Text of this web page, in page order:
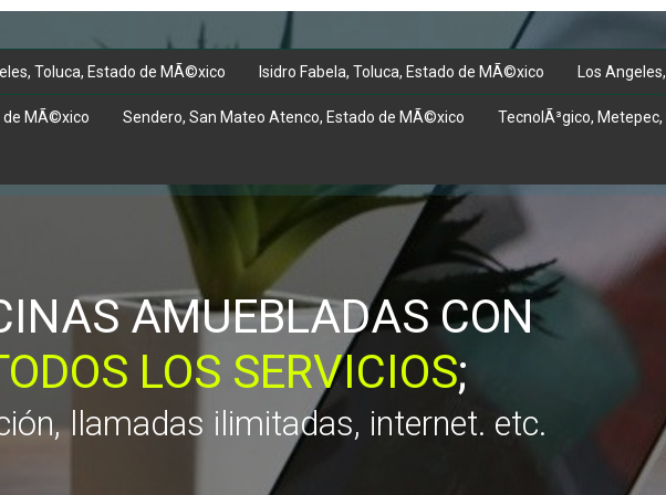
Toluca, Estado de MÃ©xico Isidro Fabela, Toluca, Estado de MÃ©xico Los
de MÃ©xico Sendero, San Mateo Atenco, Estado de MÃ©xico TecnolÃ³gico,
AMUEBLADAS CON
LOS SERVICIOS;
llamadas ilimitadas, internet. etc.